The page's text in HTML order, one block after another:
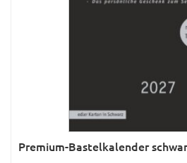
Premium-Bastelkalender